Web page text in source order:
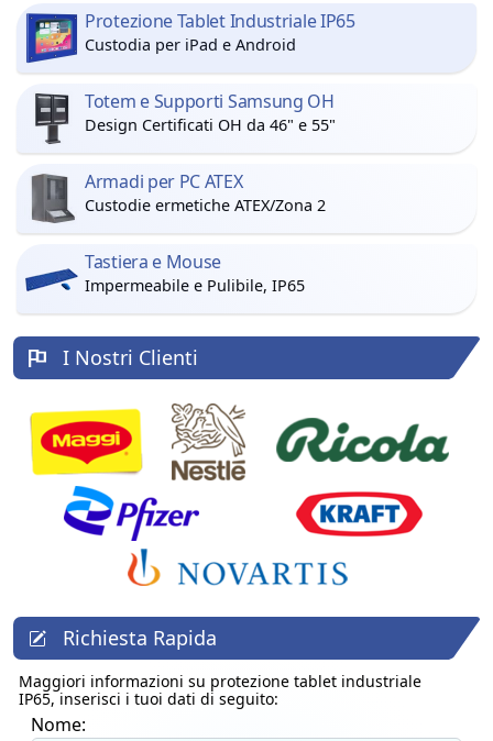
Protezione Tablet Industriale IP65
Custodia per iPad e Android
Totem e Supporti Samsung OH
Design Certificati OH da 46" e 55"
Armadi per PC ATEX
Custodie ermetiche ATEX/Zona 2
Tastiera e Mouse
Impermeabile e Pulibile, IP65
I Nostri Clienti
Richiesta Rapida
Maggiori informazioni su protezione tablet industriale
IP65, inserisci i tuoi dati di seguito:
Nome: